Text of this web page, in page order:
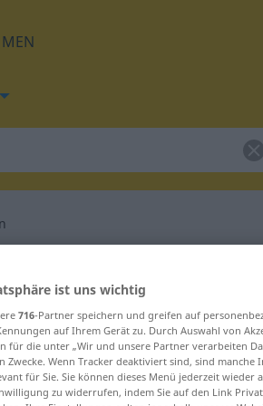
für "ausgrenzen"
ist uns wichtig
716-Partner speichern und greifen auf
auf Ihrem Gerät zu. Durch Auswahl von
für die unter „Wir und unsere Partner verarbeiten
Zwecke. Wenn Tracker deaktiviert sind, sind
für Sie. Sie können dieses Menü jederzeit
zu widerrufen, indem Sie auf den Link